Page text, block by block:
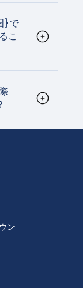
と接続
ローミン
}で
こ
セスで、
ません。帰
ことが不可
eSIMテク
め、eSIM
ることが
ては、
している
で許可さ
、ほとん
ストペイ
ン